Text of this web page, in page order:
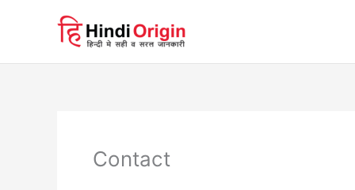
Contact